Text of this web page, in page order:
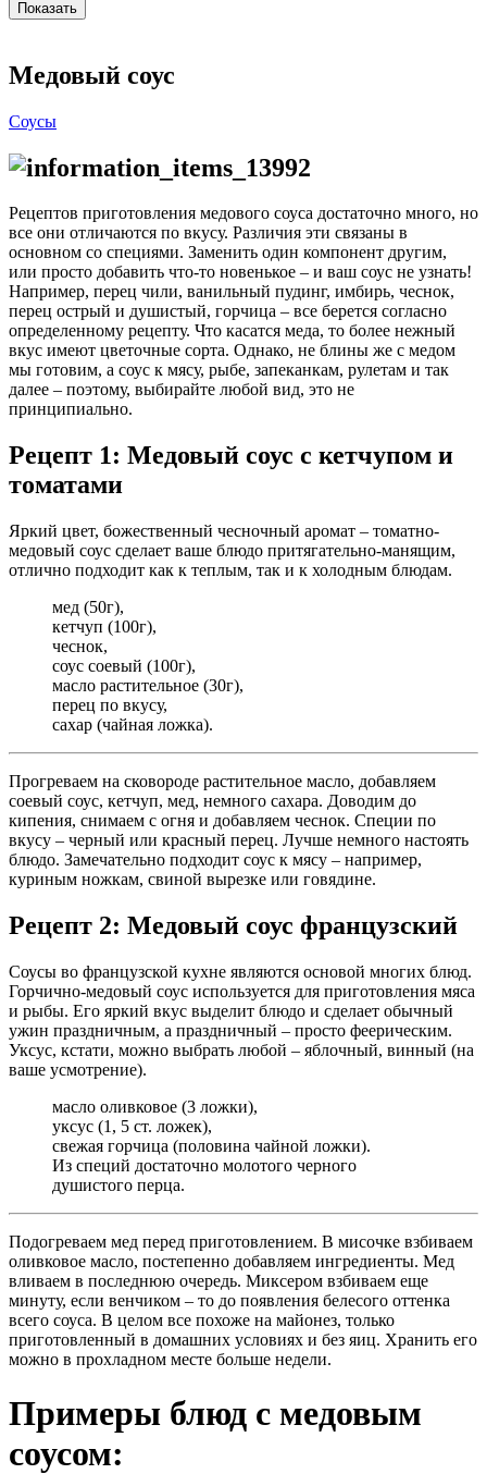
Медовый соус
Соусы
Рецептов приготовления медового соуса достаточно много, но
все они отличаются по вкусу. Различия эти связаны в
основном со специями. Заменить один компонент другим,
или просто добавить что-то новенькое – и ваш соус не узнать!
Например, перец чили, ванильный пудинг, имбирь, чеснок,
перец острый и душистый, горчица – все берется согласно
определенному рецепту. Что касатся меда, то более нежный
вкус имеют цветочные сорта. Однако, не блины же с медом
мы готовим, а соус к мясу, рыбе, запеканкам, рулетам и так
далее – поэтому, выбирайте любой вид, это не
принципиально.
Рецепт 1: Медовый соус с кетчупом и
томатами
Яркий цвет, божественный чесночный аромат – томатно-
медовый соус сделает ваше блюдо притягательно-манящим,
отлично подходит как к теплым, так и к холодным блюдам.
мед (50г),
кетчуп (100г),
чеснок,
соус соевый (100г),
масло растительное (30г),
перец по вкусу,
сахар (чайная ложка).
Прогреваем на сковороде растительное масло, добавляем
соевый соус, кетчуп, мед, немного сахара. Доводим до
кипения, снимаем с огня и добавляем чеснок. Специи по
вкусу – черный или красный перец. Лучше немного настоять
блюдо. Замечательно подходит соус к мясу – например,
куриным ножкам, свиной вырезке или говядине.
Рецепт 2: Медовый соус французский
Соусы во французской кухне являются основой многих блюд.
Горчично-медовый соус используется для приготовления мяса
и рыбы. Его яркий вкус выделит блюдо и сделает обычный
ужин праздничным, а праздничный – просто феерическим.
Уксус, кстати, можно выбрать любой – яблочный, винный (на
ваше усмотрение).
масло оливковое (3 ложки),
уксус (1, 5 ст. ложек),
свежая горчица (половина чайной ложки).
Из специй достаточно молотого черного
душистого перца.
Подогреваем мед перед приготовлением. В мисочке взбиваем
оливковое масло, постепенно добавляем ингредиенты. Мед
вливаем в последнюю очередь. Миксером взбиваем еще
минуту, если венчиком – то до появления белесого оттенка
всего соуса. В целом все похоже на майонез, только
приготовленный в домашних условиях и без яиц. Хранить его
можно в прохладном месте больше недели.
Примеры блюд с медовым
соусом: